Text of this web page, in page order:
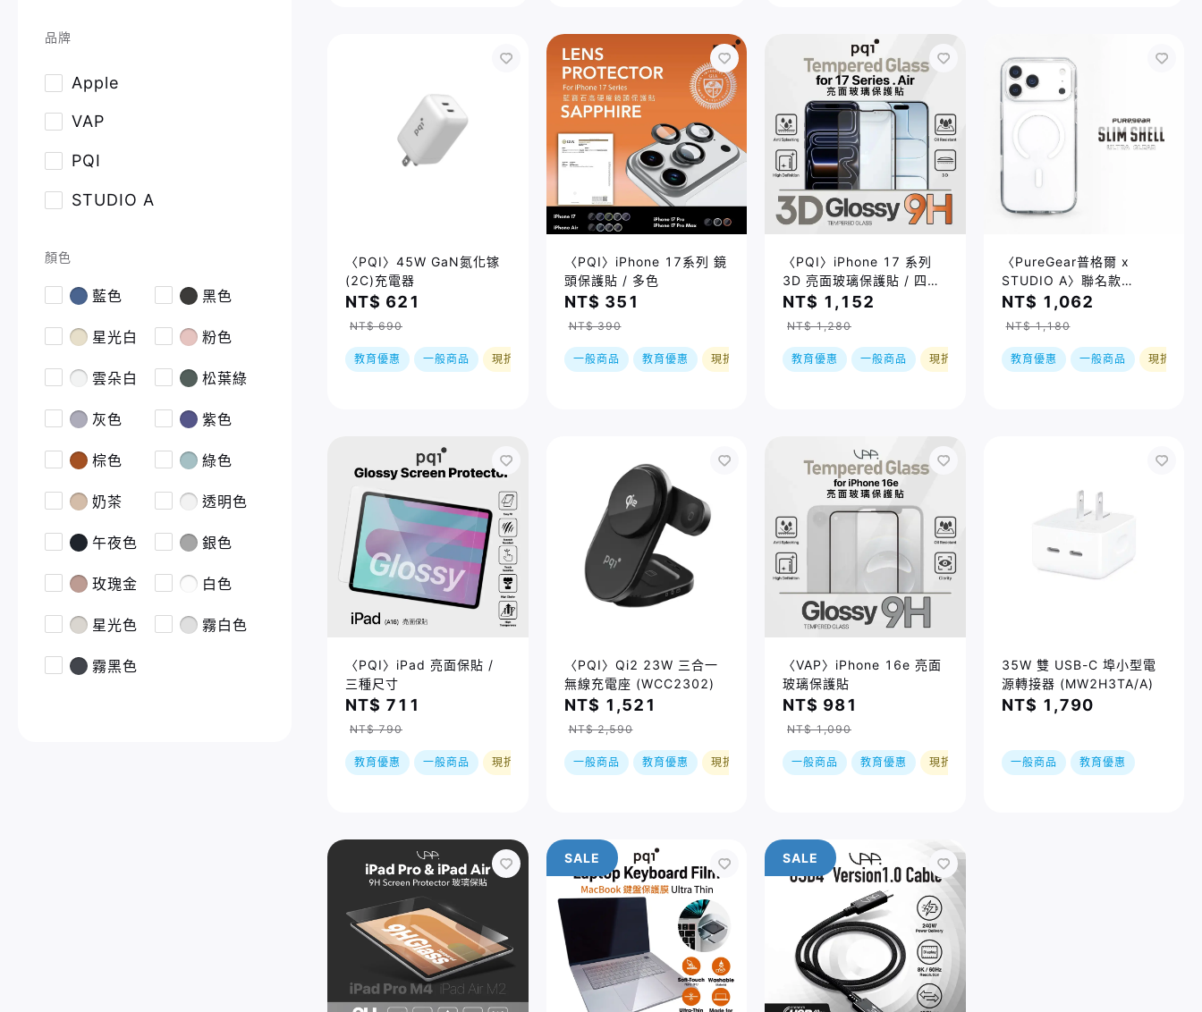
品牌
Apple
VAP
PQI
STUDIO A
顏色
藍色 黑色
星光白 粉色
雲朵白 松葉綠
灰色 紫色
棕色 綠色
奶茶 透明色
午夜色 銀色
玫瑰金 白色
星光色 霧白色
霧黑色
〈PQI〉45W GaN氮化镓
(2C)充電器
NT$ 621
NT$ 690
教育優惠 一般商品 現折
〈PQI〉iPhone 17系列 鏡
頭保護貼 / 多色
NT$ 351
NT$ 390
一般商品 教育優惠 現折
〈PQI〉iPhone 17 系列
3D 亮面玻璃保護貼 / 四種
尺寸
NT$ 1,152
NT$ 1,280
教育優惠 一般商品 現折
〈PureGear普格爾 x
STUDIO A〉聯名款
iPhone 17系列 磁吸透明
保護殼 / 四種尺寸
NT$ 1,062
NT$ 1,180
教育優惠 一般商品 現折
〈PQI〉iPad 亮面保貼 /
三種尺寸
NT$ 711
NT$ 790
教育優惠 一般商品 現折
〈PQI〉Qi2 23W 三合一
無線充電座 (WCC2302)
NT$ 1,521
NT$ 2,590
一般商品 教育優惠 現折
〈VAP〉iPhone 16e 亮面
玻璃保護貼
NT$ 981
NT$ 1,090
一般商品 教育優惠 現折
35W 雙 USB-C 埠小型電
源轉接器 (MW2H3TA/A)
NT$ 1,790
一般商品 教育優惠
SALE SALE